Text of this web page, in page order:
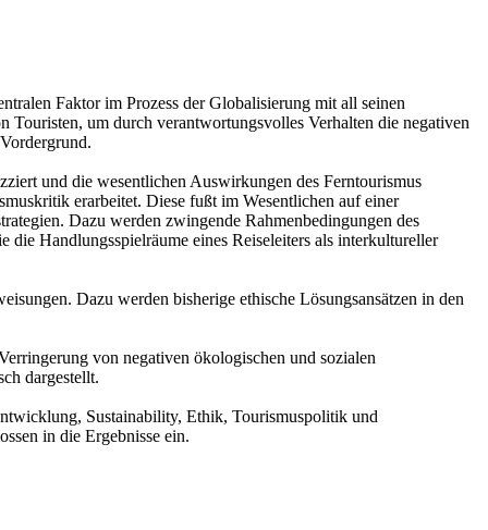
Faktor im Prozess der Globalisierung mit all seinen
um durch verantwortungsvolles Verhalten die negativen
und die wesentlichen Auswirkungen des Ferntourismus
erarbeitet. Diese fußt im Wesentlichen auf einer
Dazu werden zwingende Rahmenbedingungen des
Handlungsspielräume eines Reiseleiters als interkultureller
Dazu werden bisherige ethische Lösungsansätzen in den
von negativen ökologischen und sozialen
dargestellt.
Sustainability, Ethik, Tourismuspolitik und
in die Ergebnisse ein.